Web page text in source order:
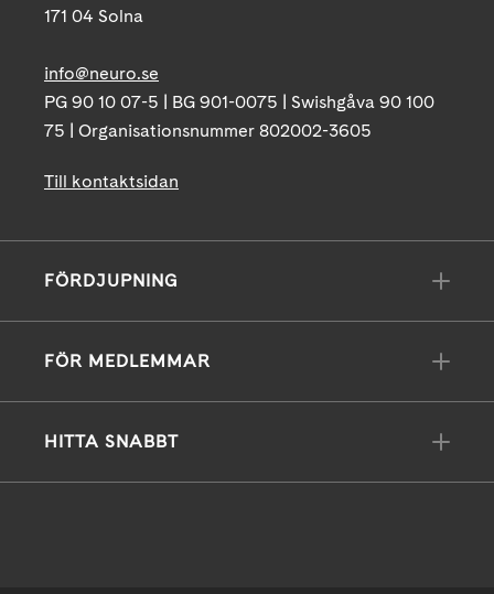
171 04 Solna
info@neuro.se
PG 90 10 07-5 | BG 901-0075 | Swishgåva 90 100
75 | Organisationsnummer 802002-3605
Till kontaktsidan
FÖRDJUPNING
FÖR MEDLEMMAR
HITTA SNABBT